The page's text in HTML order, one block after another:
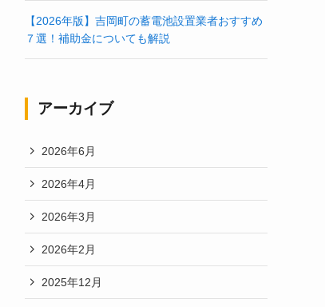
【2026年版】吉岡町の蓄電池設置業者おすすめ
７選！補助金についても解説
アーカイブ
2026年6月
2026年4月
2026年3月
2026年2月
2025年12月